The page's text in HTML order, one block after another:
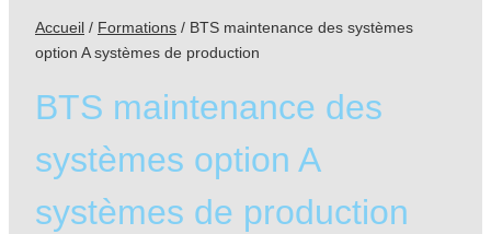
Accueil / Formations / BTS maintenance des systèmes
option A systèmes de production
BTS maintenance des
systèmes option A
systèmes de production